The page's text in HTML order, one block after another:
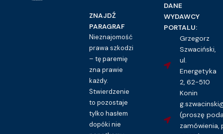
ZNAJDŹ
PARAGRAF
Nieznajomość
prawa szkodzi
– tę paremię
zna prawie
każdy.
Stwierdzenie
to pozostaje
tylko hasłem
dopóki nie
DANE
WYDAWCY
PORTALU:
Grzegorz
Szwaciński,
ul.
Energetyka
2, 62-510
Konin
(proszę
zamówienia,